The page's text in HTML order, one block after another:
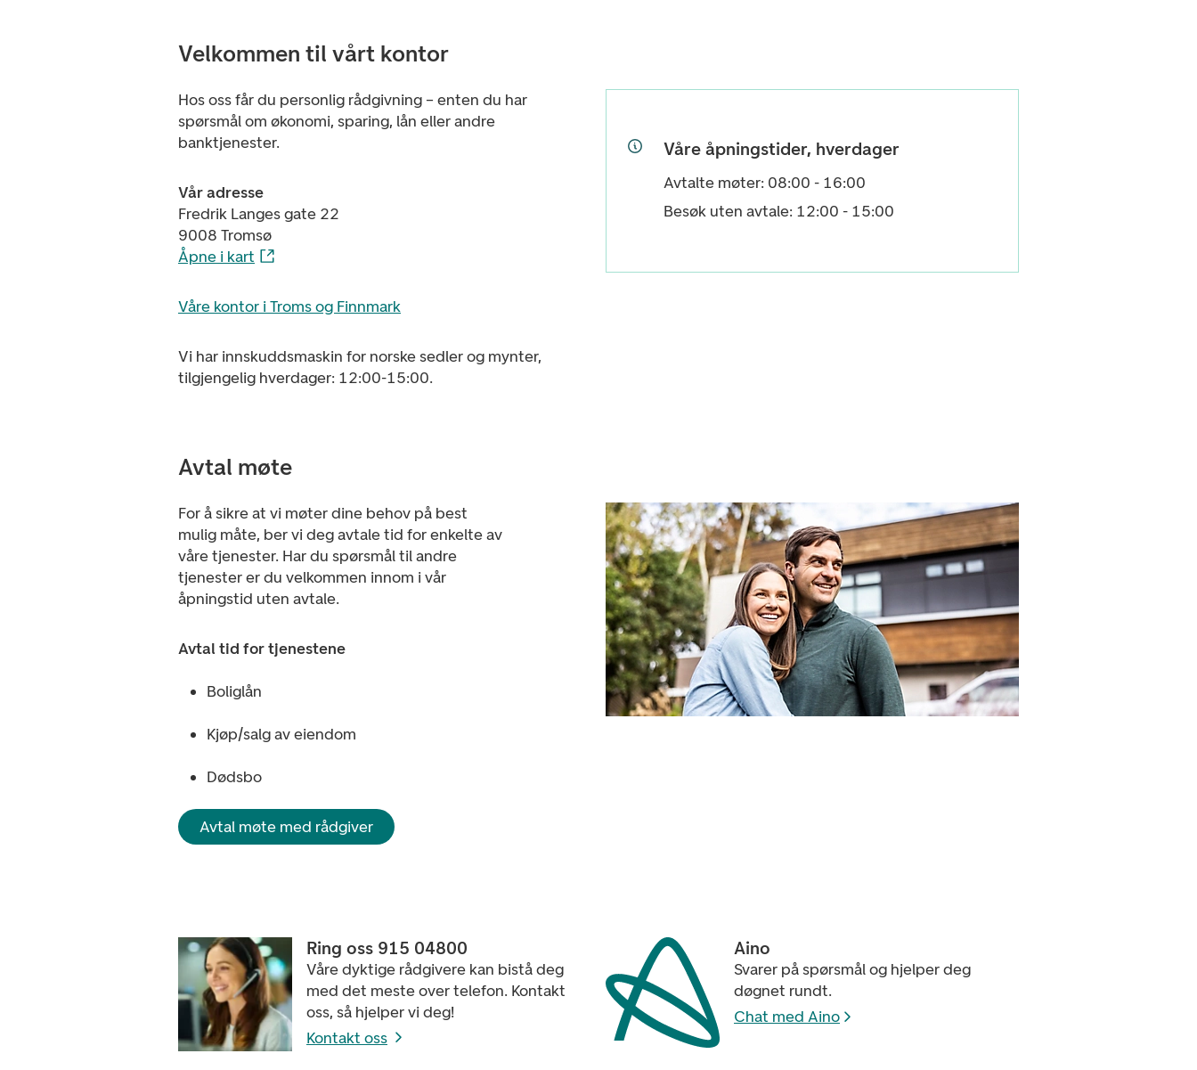
Velkommen til vårt kontor
Hos oss får du personlig rådgivning – enten du har
spørsmål om økonomi, sparing, lån eller andre
banktjenester.
Vår adresse
Fredrik Langes gate 22
9008 Tromsø
Åpne i kart
Våre kontor i Troms og Finnmark
Vi har innskuddsmaskin for norske sedler og mynter,
tilgjengelig hverdager: 12:00-15:00.
Våre åpningstider, hverdager
Avtalte møter: 08:00 - 16:00
Besøk uten avtale: 12:00 - 15:00
Avtal møte
For å sikre at vi møter dine behov på best
mulig måte, ber vi deg avtale tid for enkelte av
våre tjenester. Har du spørsmål til andre
tjenester er du velkommen innom i vår
åpningstid uten avtale.
Avtal tid for tjenestene ​
Boliglån​
Kjøp/salg av eiendom​
Dødsbo​
Avtal møte med rådgiver
Ring oss 915 04800
Våre dyktige rådgivere kan bistå deg
med det meste over telefon. Kontakt
oss, så hjelper vi deg!
Kontakt oss
Aino
Svarer på spørsmål og hjelper deg
døgnet rundt.
Chat med Aino